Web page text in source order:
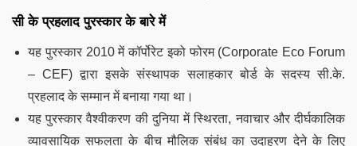
सी के प्रहलाद पुरस्कार के बारे में
यह पुरस्कार 2010 में कॉर्पोरेट इको फोरम (Corporate Eco Forum
– CEF) द्वारा इसके संस्थापक सलाहकार बोर्ड के सदस्य सी.के.
प्रहलाद के सम्मान में बनाया गया था।
यह पुरस्कार वैश्वीकरण की दुनिया में स्थिरता, नवाचार और दीर्घकालिक
व्यावसायिक सफलता के बीच मौलिक संबंध का उदाहरण देने के लिए